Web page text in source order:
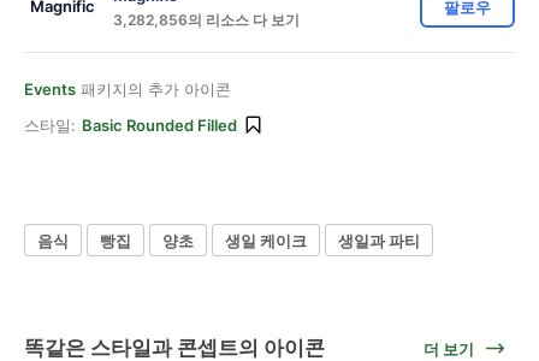
3,282,856의 리소스 다 보기
팔로우
Events 패키지의 추가 아이콘
스타일: Basic Rounded Filled
음식 빵집 양초 생일 케이크 생일과 파티
똑같은 스타일과 콘셉트의 아이콘 더 보기